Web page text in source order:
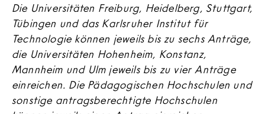
Die Universitäten Freiburg, Heidelberg, Stuttgart,
Tübingen und das Karlsruher Institut für
Technologie können jeweils bis zu sechs Anträge,
die Universitäten Hohenheim, Konstanz,
Mannheim und Ulm jeweils bis zu vier Anträge
einreichen. Die Pädagogischen Hochschulen und
sonstige antragsberechtigte Hochschulen